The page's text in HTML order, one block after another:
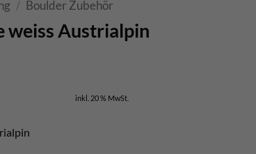
/ Boulder Zubehör
weiss Austrialpin
inkl. 20 % MwSt.